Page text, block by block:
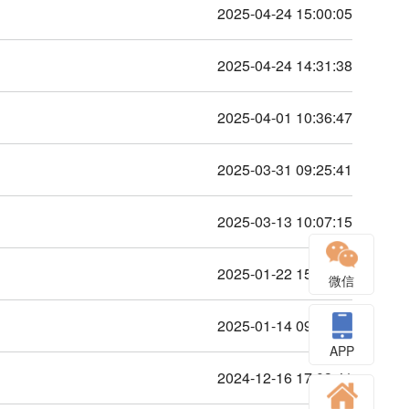
微信
APP
2025-04-24 15:00:05
2025-04-24 14:31:38
2025-04-01 10:36:47
2025-03-31 09:25:41
2025-03-13 10:07:15
2025-01-22 15:53:41
2025-01-14 09:01:08
2024-12-16 17:03:41